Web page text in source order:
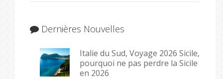
Dernières Nouvelles
Italie du Sud, Voyage 2026 Sicile,
pourquoi ne pas perdre la Sicile
en 2026